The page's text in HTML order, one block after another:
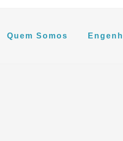
Quem Somos